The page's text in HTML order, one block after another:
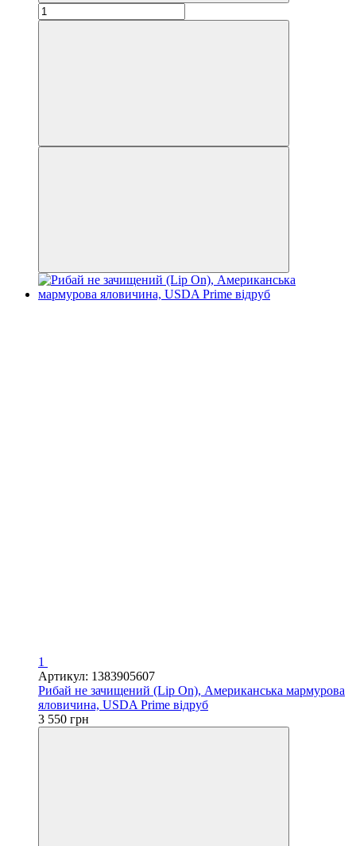
1
Артикул: 1383905607
Рибай не зачищений (Lip On), Американська мармурова
яловичина, USDA Prime відруб
3 550 грн